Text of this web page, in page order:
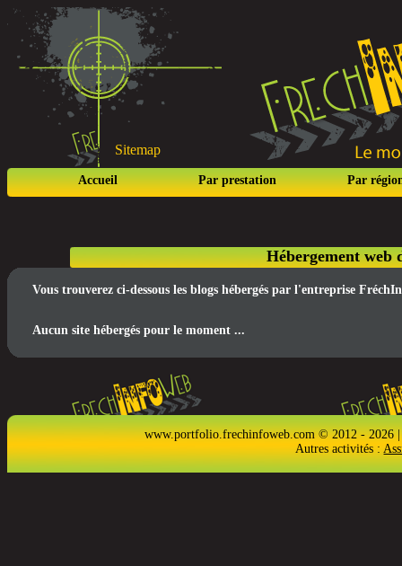
Sitemap
Accueil Par prestation Par
Hébergement web
Vous trouverez ci-dessous les blogs hébergés par l'entreprise
Aucun site hébergés pour le moment ...
www.portfolio.frechinfoweb.com © 2012 - 2026
Autres activités :